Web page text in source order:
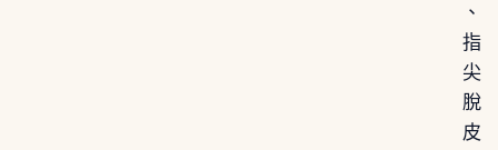
、
指
尖
脫
皮